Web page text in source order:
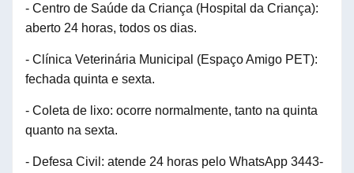
- Centro de Saúde da Criança (Hospital da Criança):
aberto 24 horas, todos os dias.
- Clínica Veterinária Municipal (Espaço Amigo PET):
fechada quinta e sexta.
- Coleta de lixo: ocorre normalmente, tanto na quinta
quanto na sexta.
- Defesa Civil: atende 24 horas pelo WhatsApp 3443-